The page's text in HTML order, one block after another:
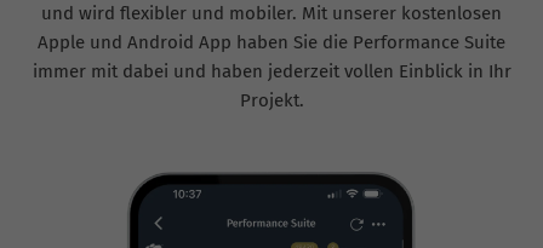
und wird flexibler und mobiler. Mit unserer kostenlosen
Apple und Android App haben Sie die Performance Suite
immer mit dabei und haben jederzeit vollen Einblick in Ihr
Projekt.